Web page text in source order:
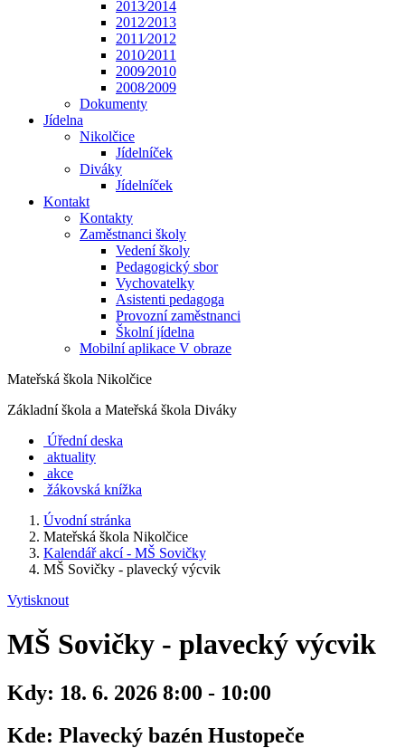
2013⁄2014
2012⁄2013
2011⁄2012
2010⁄2011
2009⁄2010
2008⁄2009
Dokumenty
Jídelna
Nikolčice
Jídelníček
Diváky
Jídelníček
Kontakt
Kontakty
Zaměstnanci školy
Vedení školy
Pedagogický sbor
Vychovatelky
Asistenti pedagoga
Provozní zaměstnanci
Školní jídelna
Mobilní aplikace V obraze
Mateřská škola Nikolčice
Základní škola a Mateřská škola Diváky
Úřední deska
aktuality
akce
žákovská knížka
Úvodní stránka
Mateřská škola Nikolčice
Kalendář akcí - MŠ Sovičky
MŠ Sovičky - plavecký výcvik
Vytisknout
MŠ Sovičky - plavecký výcvik
Kdy: 18. 6. 2026 8:00 - 10:00
Kde: Plavecký bazén Hustopeče